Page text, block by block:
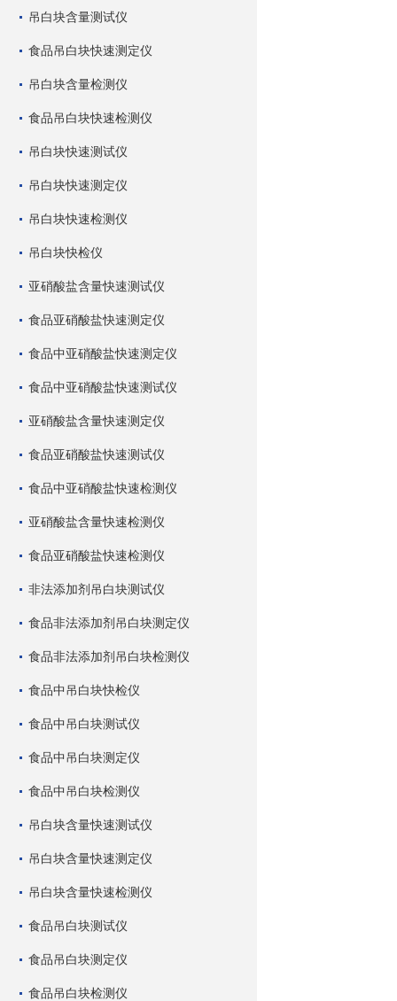
吊白块含量测试仪
食品吊白块快速测定仪
吊白块含量检测仪
食品吊白块快速检测仪
吊白块快速测试仪
吊白块快速测定仪
吊白块快速检测仪
吊白块快检仪
亚硝酸盐含量快速测试仪
食品亚硝酸盐快速测定仪
食品中亚硝酸盐快速测定仪
食品中亚硝酸盐快速测试仪
亚硝酸盐含量快速测定仪
食品亚硝酸盐快速测试仪
食品中亚硝酸盐快速检测仪
亚硝酸盐含量快速检测仪
食品亚硝酸盐快速检测仪
非法添加剂吊白块测试仪
食品非法添加剂吊白块测定仪
食品非法添加剂吊白块检测仪
食品中吊白块快检仪
食品中吊白块测试仪
食品中吊白块测定仪
食品中吊白块检测仪
吊白块含量快速测试仪
吊白块含量快速测定仪
吊白块含量快速检测仪
食品吊白块测试仪
食品吊白块测定仪
食品吊白块检测仪